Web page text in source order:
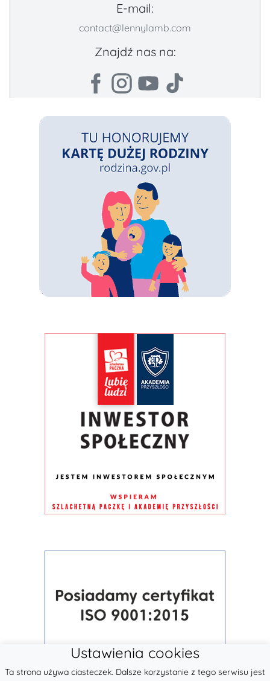
E-mail:
contact@lennylamb.com
Znajdź nas na:
Ustawienia cookies
Ta strona używa ciasteczek. Dalsze korzystanie z tego serwisu jest